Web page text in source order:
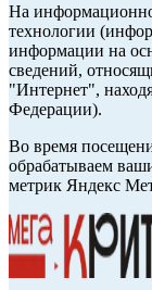
На
технологии
информации на
сведений,
"Интернет",
Федерации).
Во время
обрабатываем
метрик Яндекс